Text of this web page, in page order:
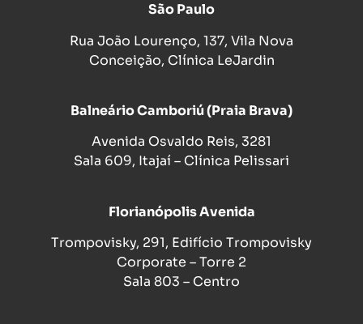
São Paulo
Rua João Lourenço, 137, Vila Nova
Conceição, Clínica LeJardin
Balneário Camboriú (Praia Brava)
Avenida Osvaldo Reis, 3281
Sala 609, Itajaí – Clínica Pelissari
Florianópolis Avenida
Trompovisky, 291, Edifício Trompovisky
Corporate – Torre 2
Sala 803 – Centro